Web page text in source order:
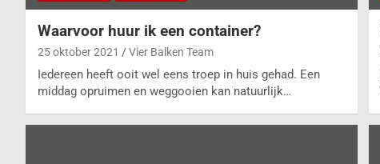
Waarvoor huur ik een container?
25 oktober 2021 Vier Balken Team
Iedereen heeft ooit wel eens troep in huis gehad. Een
middag opruimen en weggooien kan natuurlijk…